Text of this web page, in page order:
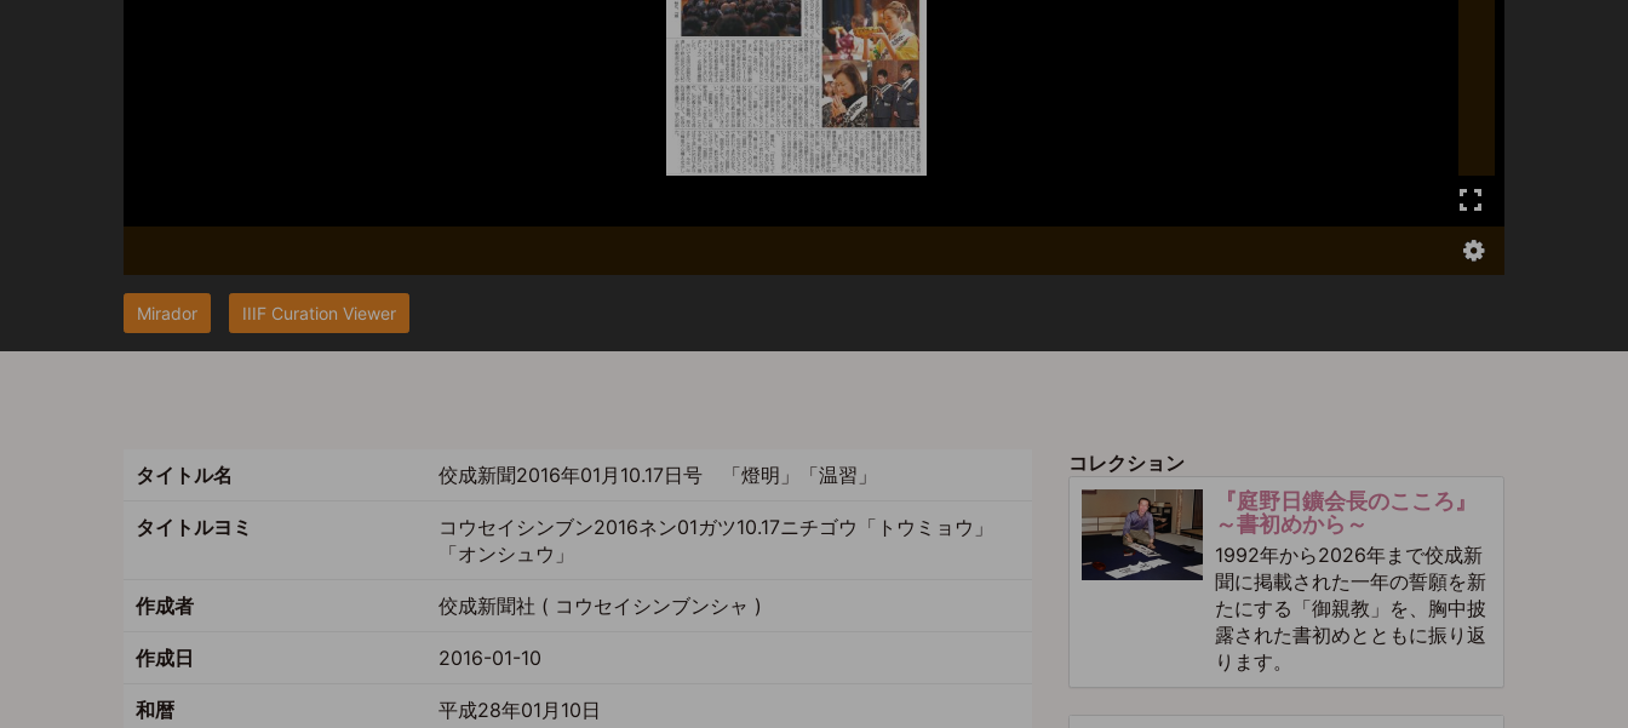
Mirador IIIF Curation Viewer
タイトル名 佼成新聞2016年01月10.17日号 「燈明」「温習」
タイトルヨミ
コウセイシンブン2016ネン01ガツ10.17ニチゴウ「トウミョウ」
「オンシュウ」
作成者 佼成新聞社 ( コウセイシンブンシャ )
作成日 2016-01-10
和暦 平成28年01月10日
コレクション
『庭野日鑛会長のこころ』
～書初めから～
1992年から2026年まで佼成新
聞に掲載された一年の誓願を新
たにする「御親教」を、胸中披
露された書初めとともに振り返
ります。